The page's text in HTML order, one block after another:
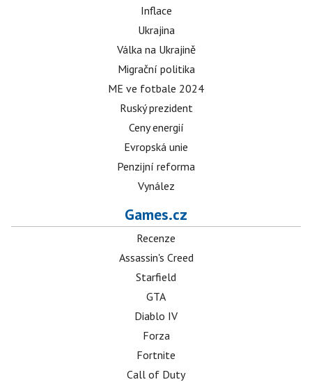
Inflace
Ukrajina
Válka na Ukrajině
Migrační politika
ME ve fotbale 2024
Ruský prezident
Ceny energií
Evropská unie
Penzijní reforma
Vynález
Games.cz
Recenze
Assassin's Creed
Starfield
GTA
Diablo IV
Forza
Fortnite
Call of Duty